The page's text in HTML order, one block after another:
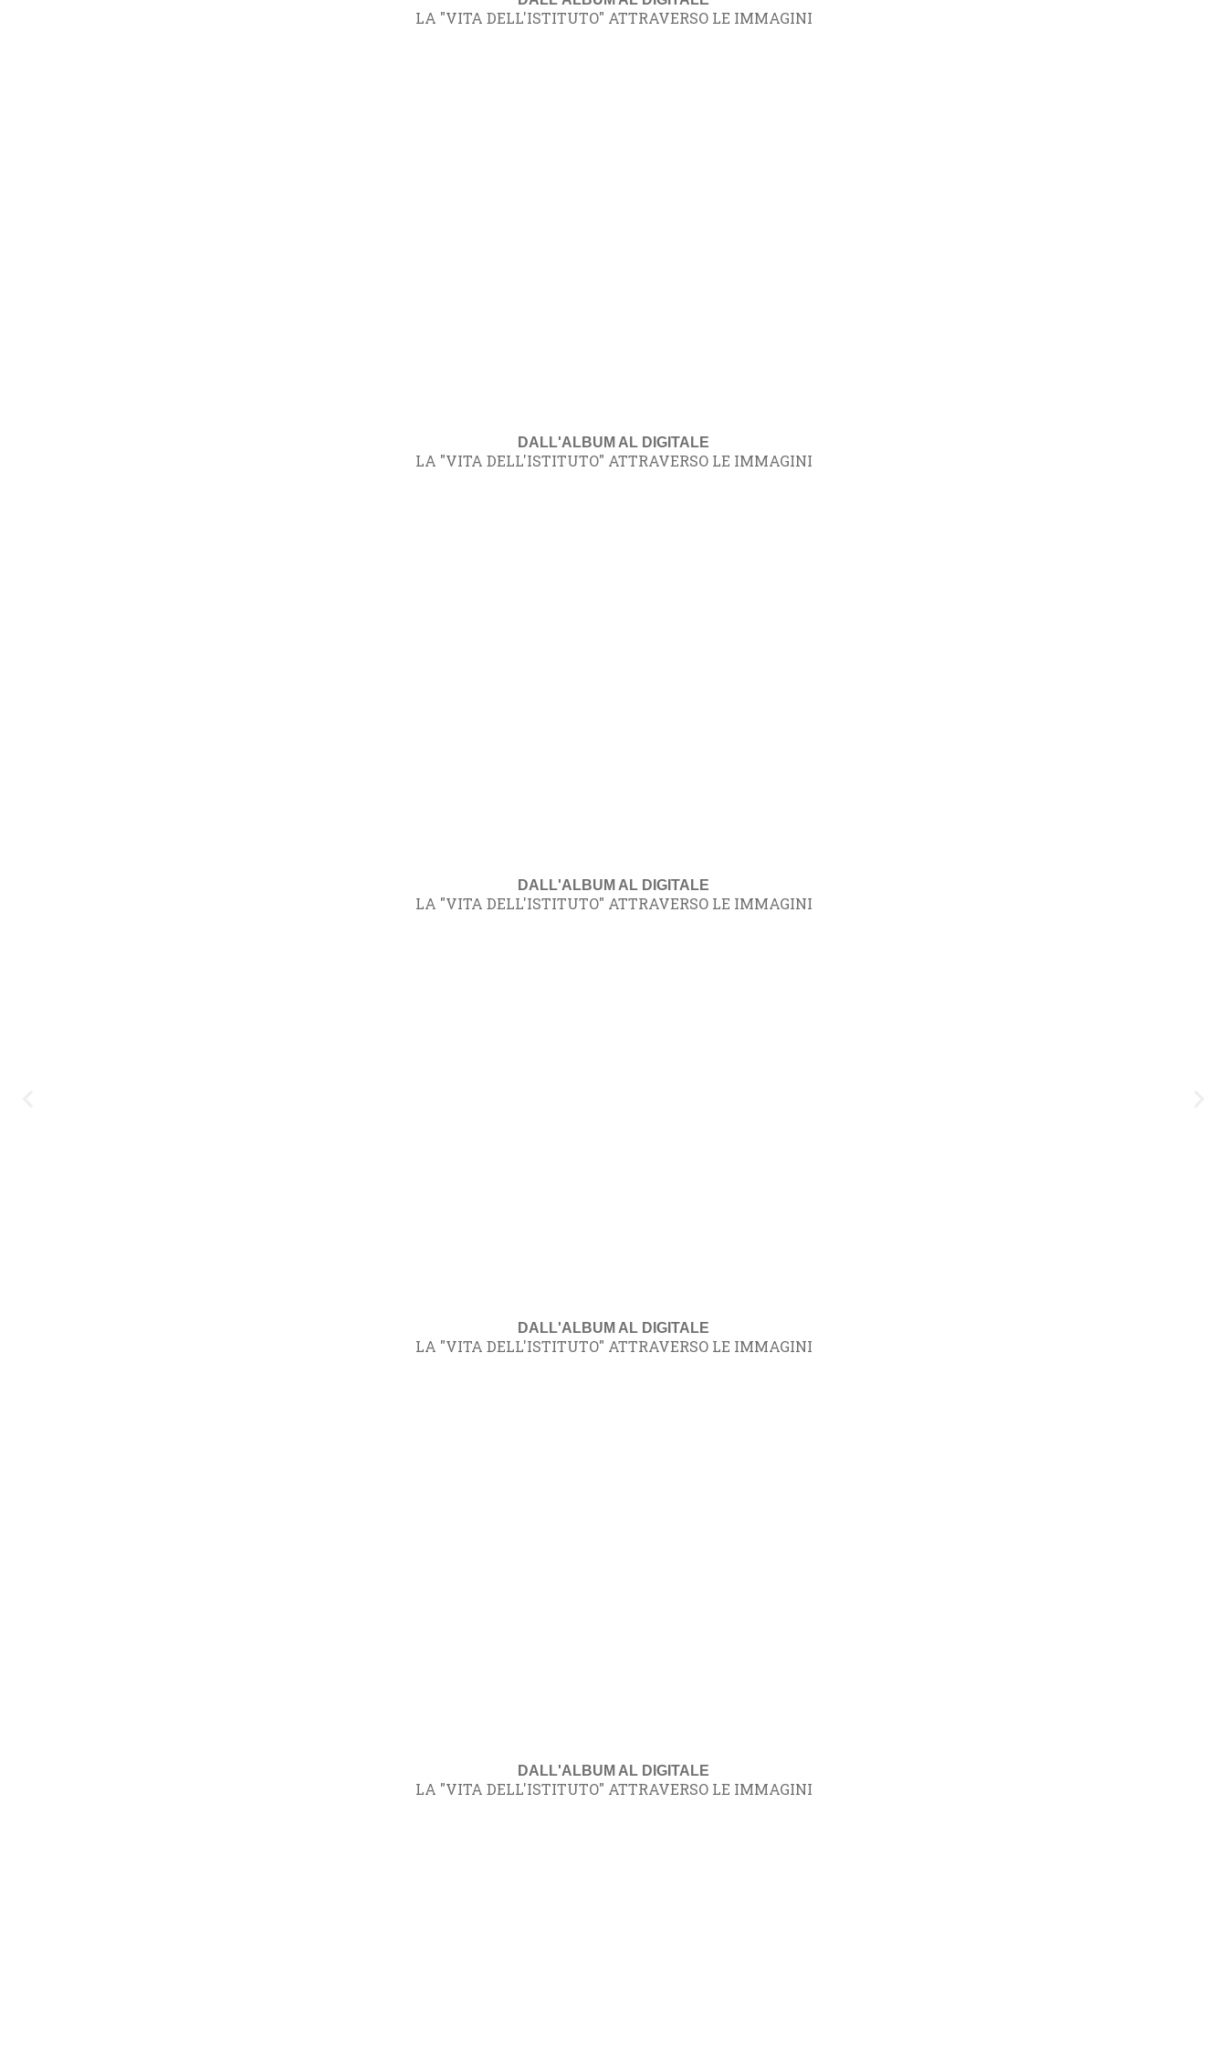
LA "VITA DELL'ISTITUTO" ATTRAVERSO LE IMMAGINI
DALL'ALBUM AL DIGITALE
LA "VITA DELL'ISTITUTO" ATTRAVERSO LE IMMAGINI
DALL'ALBUM AL DIGITALE
LA "VITA DELL'ISTITUTO" ATTRAVERSO LE IMMAGINI
DALL'ALBUM AL DIGITALE
LA "VITA DELL'ISTITUTO" ATTRAVERSO LE IMMAGINI
DALL'ALBUM AL DIGITALE
LA "VITA DELL'ISTITUTO" ATTRAVERSO LE IMMAGINI